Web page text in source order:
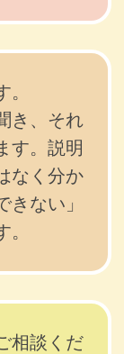
き、それ
す。説明
なく分か
きない」
相談くだ